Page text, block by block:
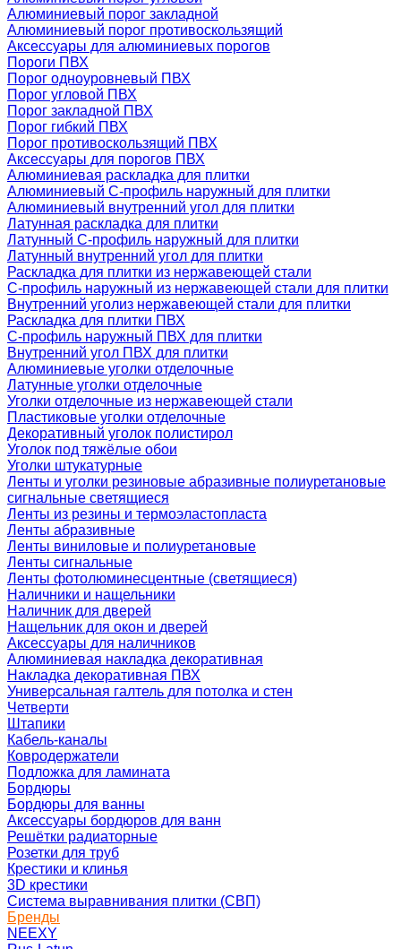
Алюминиевый порог закладной
Алюминиевый порог противоскользящий
Аксессуары для алюминиевых порогов
Пороги ПВХ
Порог одноуровневый ПВХ
Порог угловой ПВХ
Порог закладной ПВХ
Порог гибкий ПВХ
Порог противоскользящий ПВХ
Аксессуары для порогов ПВХ
Алюминиевая раскладка для плитки
Алюминиевый С-профиль наружный для плитки
Алюминиевый внутренний угол для плитки
Латунная раскладка для плитки
Латунный С-профиль наружный для плитки
Латунный внутренний угол для плитки
Раскладка для плитки из нержавеющей стали
С-профиль наружный из нержавеющей стали для плитки
Внутренний уголиз нержавеющей стали для плитки
Раскладка для плитки ПВХ
С-профиль наружный ПВХ для плитки
Внутренний угол ПВХ для плитки
Алюминиевые уголки отделочные
Латунные уголки отделочные
Уголки отделочные из нержавеющей стали
Пластиковые уголки отделочные
Декоративный уголок полистирол
Уголок под тяжёлые обои
Уголки штукатурные
Ленты и уголки резиновые абразивные полиуретановые
сигнальные светящиеся
Ленты из резины и термоэластопласта
Ленты абразивные
Ленты виниловые и полиуретановые
Ленты сигнальные
Ленты фотолюминесцентные (светящиеся)
Наличники и нащельники
Наличник для дверей
Нащельник для окон и дверей
Аксессуары для наличников
Алюминиевая накладка декоративная
Накладка декоративная ПВХ
Универсальная галтель для потолка и стен
Четверти
Штапики
Кабель-каналы
Ковродержатели
Подложка для ламината
Бордюры
Бордюры для ванны
Аксессуары бордюров для ванн
Решётки радиаторные
Розетки для труб
Крестики и клинья
3D крестики
Система выравнивания плитки (СВП)
Бренды
NEEXY